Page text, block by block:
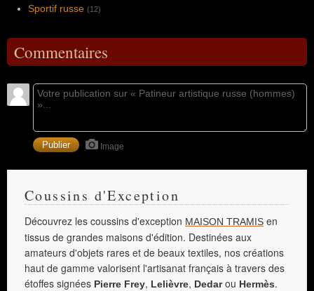
Sportif russe (12)
Commentaires
Image
Coussins d'Exception
Découvrez les coussins d'exception MAISON TRAMIS en
tissus de grandes maisons d'édition. Destinées aux
amateurs d'objets rares et de beaux textiles, nos créations
haut de gamme valorisent l'artisanat français à travers des
étoffes signées Pierre Frey, Lelièvre, Dedarou Hermès.